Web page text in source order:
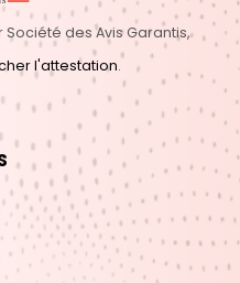
des Avis Garantis,
l'attestation.